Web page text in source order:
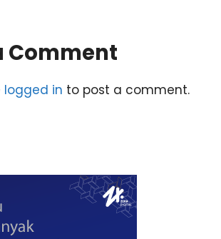
Comment
logged in to post a comment.